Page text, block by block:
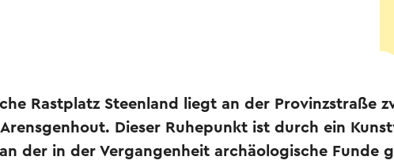
Rastplatz Steenland liegt an der Provinzstraße
Dieser Ruhepunkt ist durch ein
der in der Vergangenheit archäologische Funde